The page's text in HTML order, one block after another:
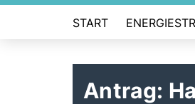
START
Antrag: